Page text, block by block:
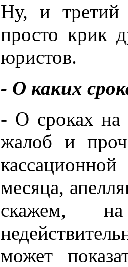
Ну, и
просто крик
юристов.
- О каких
- О сроках на
жалоб и
месяца,
скажем, на
может